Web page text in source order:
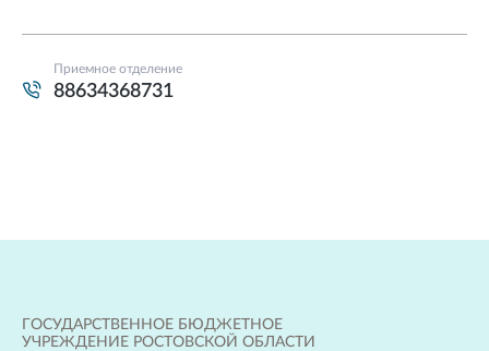
Приемное отделение
88634368731
ГОСУДАРСТВЕННОЕ БЮДЖЕТНОЕ
УЧРЕЖДЕНИЕ РОСТОВСКОЙ ОБЛАСТИ